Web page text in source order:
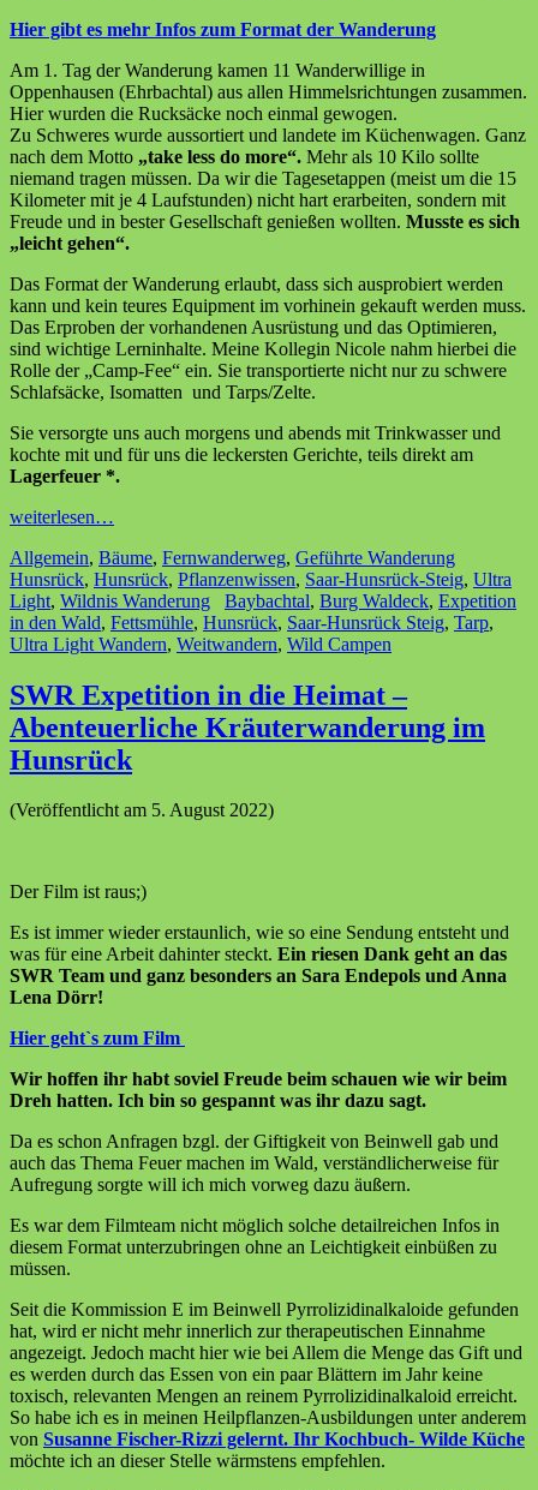
Hier gibt es mehr Infos zum Format der Wanderung
Am 1. Tag der Wanderung kamen 11 Wanderwillige in
Oppenhausen (Ehrbachtal) aus allen Himmelsrichtungen zusammen.
Hier wurden die Rucksäcke noch einmal gewogen.
Zu Schweres wurde aussortiert und landete im Küchenwagen. Ganz
nach dem Motto „take less do more“. Mehr als 10 Kilo sollte
niemand tragen müssen. Da wir die Tagesetappen (meist um die 15
Kilometer mit je 4 Laufstunden) nicht hart erarbeiten, sondern mit
Freude und in bester Gesellschaft genießen wollten. Musste es sich
„leicht gehen“.
Das Format der Wanderung erlaubt, dass sich ausprobiert werden
kann und kein teures Equipment im vorhinein gekauft werden muss.
Das Erproben der vorhandenen Ausrüstung und das Optimieren,
sind wichtige Lerninhalte. Meine Kollegin Nicole nahm hierbei die
Rolle der „Camp-Fee“ ein. Sie transportierte nicht nur zu schwere
Schlafsäcke, Isomatten und Tarps/Zelte.
Sie versorgte uns auch morgens und abends mit Trinkwasser und
kochte mit und für uns die leckersten Gerichte, teils direkt am
Lagerfeuer *.
weiterlesen…
Allgemein, Bäume, Fernwanderweg, Geführte Wanderung
Hunsrück, Hunsrück, Pflanzenwissen, Saar-Hunsrück-Steig, Ultra
Light, Wildnis Wanderung Baybachtal, Burg Waldeck, Expetition
in den Wald, Fettsmühle, Hunsrück, Saar-Hunsrück Steig, Tarp,
Ultra Light Wandern, Weitwandern, Wild Campen
SWR Expetition in die Heimat –
Abenteuerliche Kräuterwanderung im
Hunsrück
(Veröffentlicht am 5. August 2022)
Der Film ist raus;)
Es ist immer wieder erstaunlich, wie so eine Sendung entsteht und
was für eine Arbeit dahinter steckt. Ein riesen Dank geht an das
SWR Team und ganz besonders an Sara Endepols und Anna
Lena Dörr!
Hier geht`s zum Film
Wir hoffen ihr habt soviel Freude beim schauen wie wir beim
Dreh hatten. Ich bin so gespannt was ihr dazu sagt.
Da es schon Anfragen bzgl. der Giftigkeit von Beinwell gab und
auch das Thema Feuer machen im Wald, verständlicherweise für
Aufregung sorgte will ich mich vorweg dazu äußern.
Es war dem Filmteam nicht möglich solche detailreichen Infos in
diesem Format unterzubringen ohne an Leichtigkeit einbüßen zu
müssen.
Seit die Kommission E im Beinwell Pyrrolizidinalkaloide gefunden
hat, wird er nicht mehr innerlich zur therapeutischen Einnahme
angezeigt. Jedoch macht hier wie bei Allem die Menge das Gift und
es werden durch das Essen von ein paar Blättern im Jahr keine
toxisch, relevanten Mengen an reinem Pyrrolizidinalkaloid erreicht.
So habe ich es in meinen Heilpflanzen-Ausbildungen unter anderem
von Susanne Fischer-Rizzigelernt. Ihr Kochbuch- Wilde Küche
möchte ich an dieser Stelle wärmstens empfehlen.